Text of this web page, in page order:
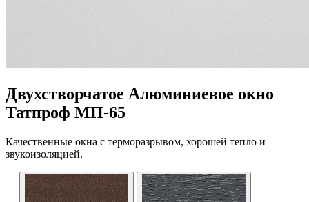
Двухстворчатое Алюминиевое окно
Татпроф МП-65
Качественные окна с терморазрывом, хорошей тепло и
звукоизоляцией.